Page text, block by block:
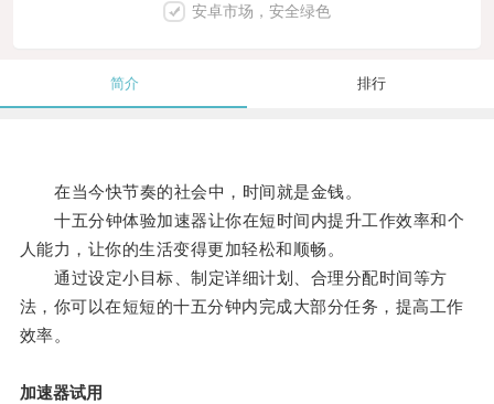
安卓市场，安全绿色
简介 排行
在当今快节奏的社会中，时间就是金钱。
十五分钟体验加速器让你在短时间内提升工作效率和个
人能力，让你的生活变得更加轻松和顺畅。
通过设定小目标、制定详细计划、合理分配时间等方
法，你可以在短短的十五分钟内完成大部分任务，提高工作
效率。
加速器试用